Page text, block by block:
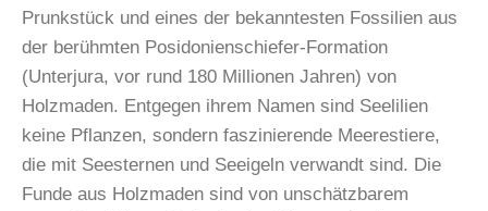
Prunkstück und eines der bekanntesten Fossilien aus
der berühmten Posidonienschiefer-Formation
(Unterjura, vor rund 180 Millionen Jahren) von
Holzmaden. Entgegen ihrem Namen sind Seelilien
keine Pflanzen, sondern faszinierende Meerestiere,
die mit Seesternen und Seeigeln verwandt sind. Die
Funde aus Holzmaden sind von unschätzbarem